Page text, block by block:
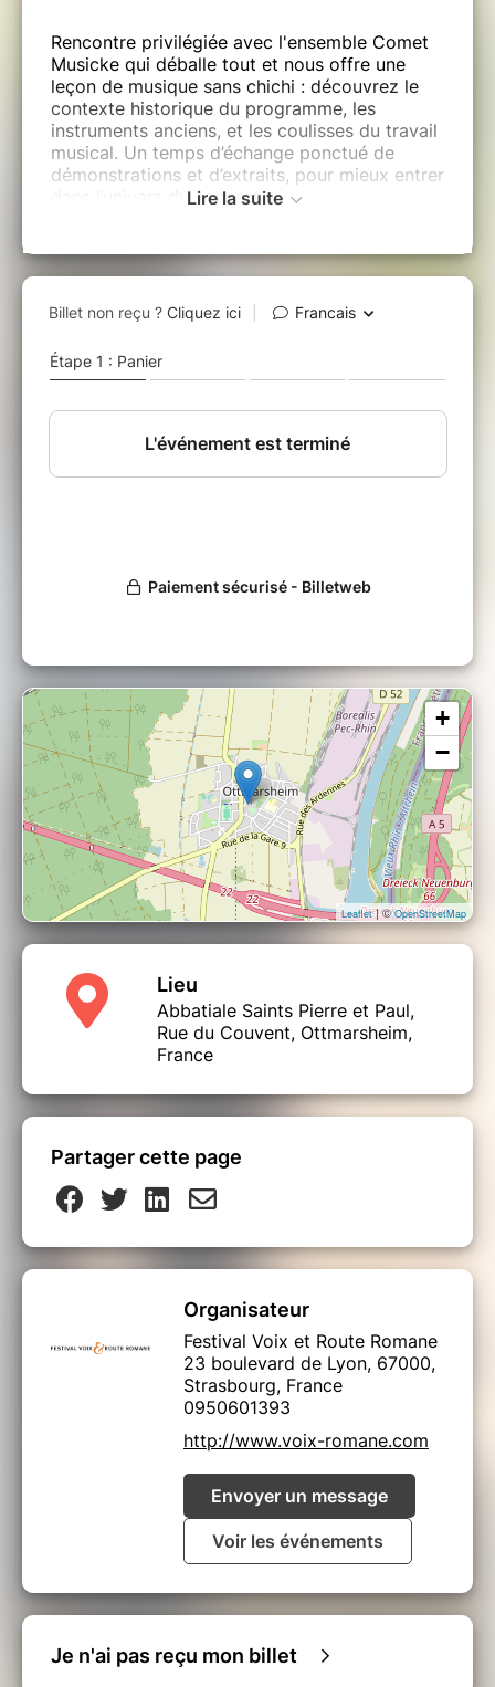
Rencontre privilégiée avec l'ensemble Comet
Musicke qui déballe tout et nous offre une
leçon de musique sans chichi : découvrez le
contexte historique du programme, les
instruments anciens, et les coulisses du travail
musical. Un temps d’échange ponctué de
démonstrations et d’extraits, pour mieux entrer
dans l’univers du concert.
Lire la suite
+
−
Leaflet| ©OpenStreetMap
Lieu
Abbatiale Saints Pierre et Paul,
Rue du Couvent, Ottmarsheim,
France
Partager cette page
Organisateur
Festival Voix et Route Romane
23 boulevard de Lyon, 67000,
Strasbourg, France
0950601393
http://www.voix-romane.com
Envoyer un message
Voir les événements
Je n'ai pas reçu mon billet